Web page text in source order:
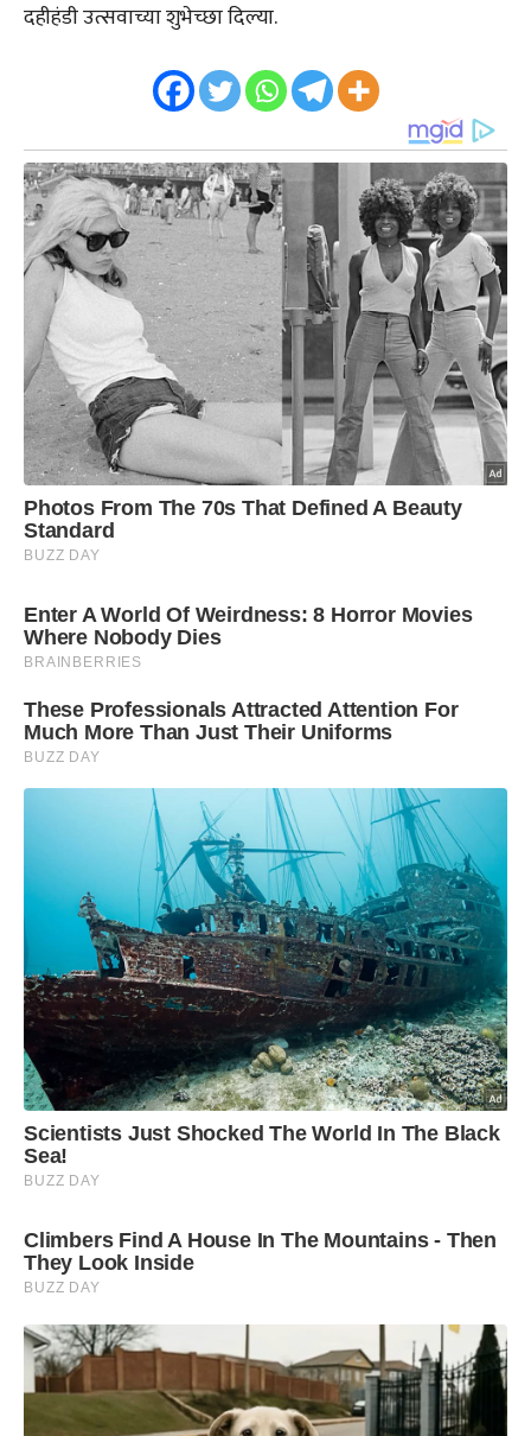
दहीहंडी उत्सवाच्या शुभेच्छा दिल्या.